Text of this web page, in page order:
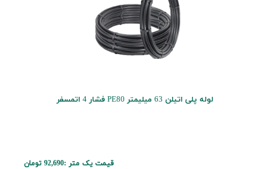
لوله پلی اتیلن 63 میلیمتر PE80 فشار 4 اتمسفر
قیمت یک متر :92,690 تومان